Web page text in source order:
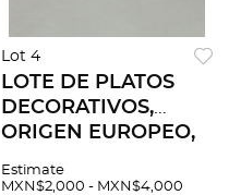
Lot 4
LOTE DE PLATOS
DECORATIVOS,
ORIGEN EUROPEO,
Elaborados en
Estimate
MXN$2,000 - MXN$4,000